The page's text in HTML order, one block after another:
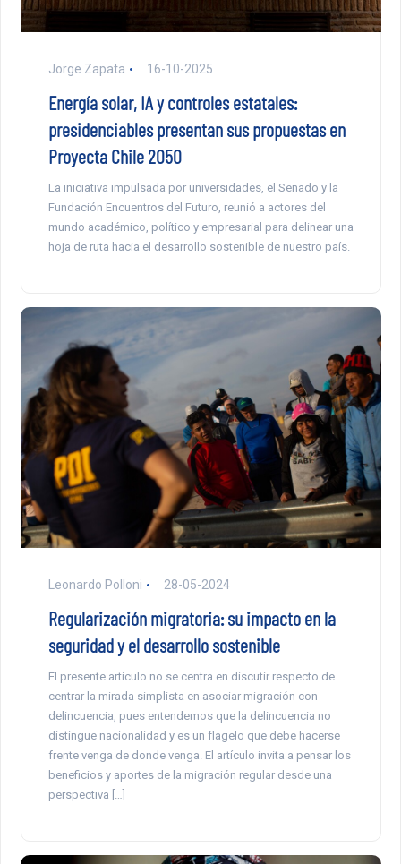
Jorge Zapata 16-10-2025
Energía solar, IA y controles estatales:
presidenciables presentan sus propuestas en
Proyecta Chile 2050
La iniciativa impulsada por universidades, el Senado y la
Fundación Encuentros del Futuro, reunió a actores del
mundo académico, político y empresarial para delinear una
hoja de ruta hacia el desarrollo sostenible de nuestro país.
Leonardo Polloni 28-05-2024
Regularización migratoria: su impacto en la
seguridad y el desarrollo sostenible
El presente artículo no se centra en discutir respecto de
centrar la mirada simplista en asociar migración con
delincuencia, pues entendemos que la delincuencia no
distingue nacionalidad y es un flagelo que debe hacerse
frente venga de donde venga. El artículo invita a pensar los
beneficios y aportes de la migración regular desde una
perspectiva […]